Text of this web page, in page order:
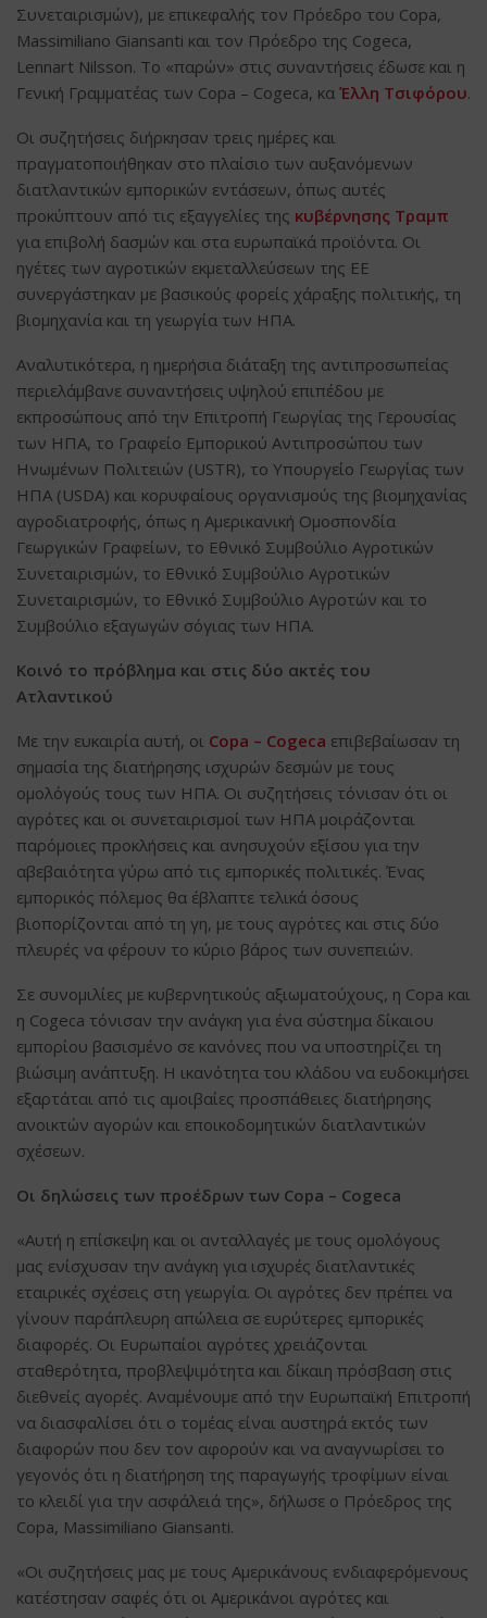
Συνεταιρισμών), με επικεφαλής τον Πρόεδρο του Copa,
Massimiliano Giansanti και τον Πρόεδρο της Cogeca,
Lennart Nilsson. Το «παρών» στις συναντήσεις έδωσε και η
Γενική Γραμματέας των Copa – Cogeca, κα Έλλη Τσιφόρου.
Οι συζητήσεις διήρκησαν τρεις ημέρες και
πραγματοποιήθηκαν στο πλαίσιο των αυξανόμενων
διατλαντικών εμπορικών εντάσεων, όπως αυτές
προκύπτουν από τις εξαγγελίες της κυβέρνησης Τραμπ
για επιβολή δασμών και στα ευρωπαϊκά προϊόντα. Οι
ηγέτες των αγροτικών εκμεταλλεύσεων της ΕΕ
συνεργάστηκαν με βασικούς φορείς χάραξης πολιτικής, τη
βιομηχανία και τη γεωργία των ΗΠΑ.
Αναλυτικότερα, η ημερήσια διάταξη της αντιπροσωπείας
περιελάμβανε συναντήσεις υψηλού επιπέδου με
εκπροσώπους από την Επιτροπή Γεωργίας της Γερουσίας
των ΗΠΑ, το Γραφείο Εμπορικού Αντιπροσώπου των
Ηνωμένων Πολιτειών (USTR), το Υπουργείο Γεωργίας των
ΗΠΑ (USDA) και κορυφαίους οργανισμούς της βιομηχανίας
αγροδιατροφής, όπως η Αμερικανική Ομοσπονδία
Γεωργικών Γραφείων, το Εθνικό Συμβούλιο Αγροτικών
Συνεταιρισμών, το Εθνικό Συμβούλιο Αγροτικών
Συνεταιρισμών, το Εθνικό Συμβούλιο Αγροτών και το
Συμβούλιο εξαγωγών σόγιας των ΗΠΑ.
Κοινό το πρόβλημα και στις δύο ακτές του
Ατλαντικού
Με την ευκαιρία αυτή, οι Copa – Cogeca επιβεβαίωσαν τη
σημασία της διατήρησης ισχυρών δεσμών με τους
ομολόγούς τους των ΗΠΑ. Οι συζητήσεις τόνισαν ότι οι
αγρότες και οι συνεταιρισμοί των ΗΠΑ μοιράζονται
παρόμοιες προκλήσεις και ανησυχούν εξίσου για την
αβεβαιότητα γύρω από τις εμπορικές πολιτικές. Ένας
εμπορικός πόλεμος θα έβλαπτε τελικά όσους
βιοπορίζονται από τη γη, με τους αγρότες και στις δύο
πλευρές να φέρουν το κύριο βάρος των συνεπειών.
Σε συνομιλίες με κυβερνητικούς αξιωματούχους, η Copa και
η Cogeca τόνισαν την ανάγκη για ένα σύστημα δίκαιου
εμπορίου βασισμένο σε κανόνες που να υποστηρίζει τη
βιώσιμη ανάπτυξη. Η ικανότητα του κλάδου να ευδοκιμήσει
εξαρτάται από τις αμοιβαίες προσπάθειες διατήρησης
ανοικτών αγορών και εποικοδομητικών διατλαντικών
σχέσεων.
Οι δηλώσεις των προέδρων των Copa – Cogeca
«Αυτή η επίσκεψη και οι ανταλλαγές με τους ομολόγους
μας ενίσχυσαν την ανάγκη για ισχυρές διατλαντικές
εταιρικές σχέσεις στη γεωργία. Οι αγρότες δεν πρέπει να
γίνουν παράπλευρη απώλεια σε ευρύτερες εμπορικές
διαφορές. Οι Ευρωπαίοι αγρότες χρειάζονται
σταθερότητα, προβλεψιμότητα και δίκαιη πρόσβαση στις
διεθνείς αγορές. Αναμένουμε από την Ευρωπαϊκή Επιτροπή
να διασφαλίσει ότι ο τομέας είναι αυστηρά εκτός των
διαφορών που δεν τον αφορούν και να αναγνωρίσει το
γεγονός ότι η διατήρηση της παραγωγής τροφίμων είναι
το κλειδί για την ασφάλειά της», δήλωσε ο Πρόεδρος της
Copa, Massimiliano Giansanti.
«Οι συζητήσεις μας με τους Αμερικάνους ενδιαφερόμενους
κατέστησαν σαφές ότι οι Αμερικάνοι αγρότες και